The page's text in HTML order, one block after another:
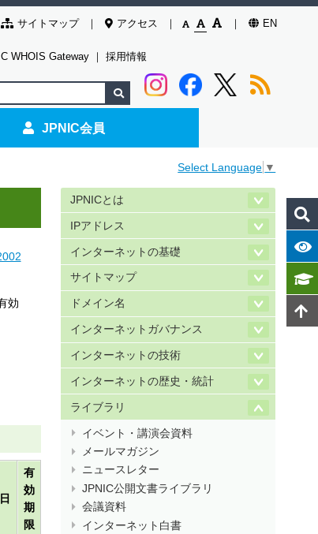
サイトマップ アクセス EN
WHOIS Gateway ｜ 採用情報
JPNIC会員
Select Language ▼
効
有
効
期
限
JPNICとは
IPアドレス
インターネットの基礎
サイトマップ
ドメイン名
インターネットガバナンス
インターネットの技術
インターネットの歴史・統計
ライブラリ
イベント・講演会資料
メールマガジン
ニュースレター
JPNIC公開文書ライブラリ
会議資料
インターネット白書